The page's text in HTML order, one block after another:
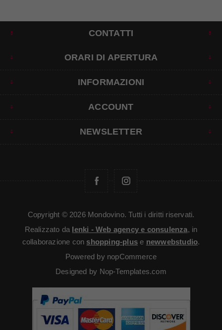
CONTATTI
ORARI DI APERTURA
INFORMAZIONI
ACCOUNT
NEWSLETTER
Copyright © 2026 Mondovino. Tutti i diritti riservati.
Realizzato da Ienki - Web agency e consulenza, in
collaborazione con shopping-plus e newwebstudio.
Powered by nopCommerce
Designed by Nop-Templates.com